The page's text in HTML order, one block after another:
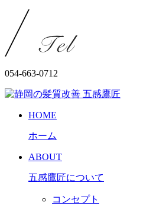
054-663-0712
HOME
ホーム
ABOUT
五感鷹匠について
コンセプト